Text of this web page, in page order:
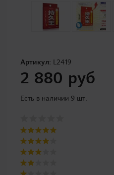
Артикул: L2419
2 880 руб
Есть в наличии 9 шт.